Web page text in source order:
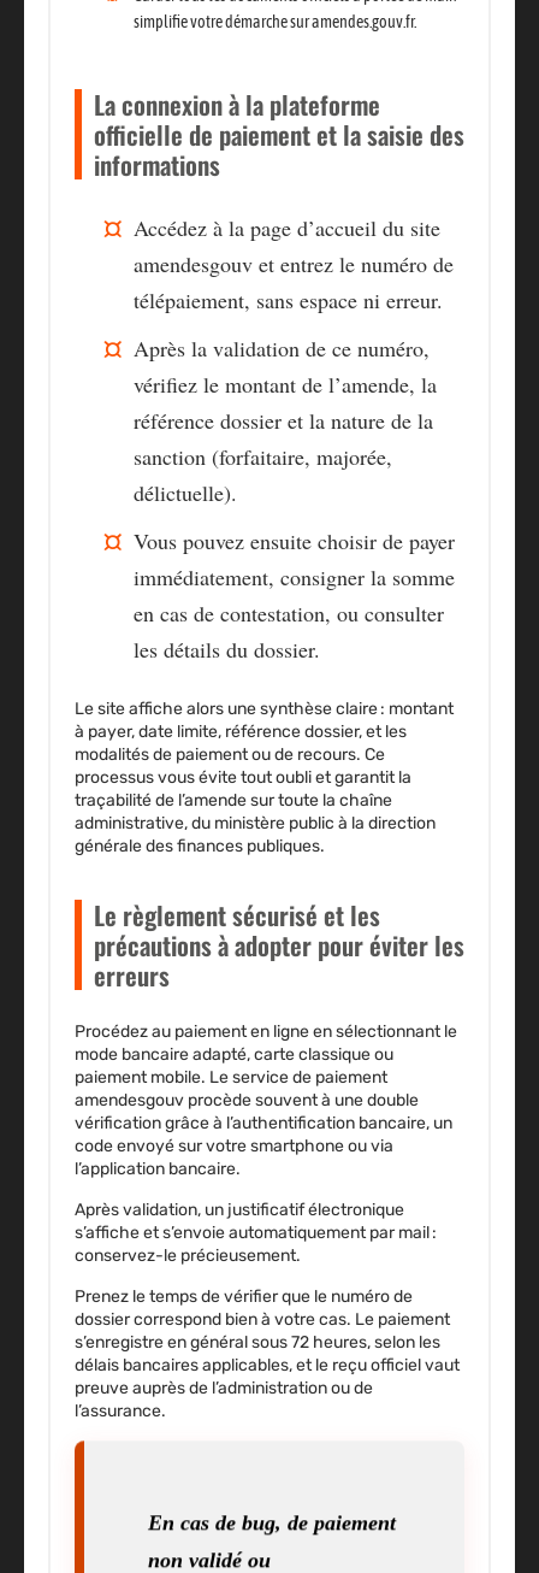
simplifie votre démarche sur amendes.gouv.fr.
La connexion à la plateforme
officielle de paiement et la saisie des
informations
Accédez à la page d’accueil du site
amendesgouv et entrez le numéro de
télépaiement, sans espace ni erreur.
Après la validation de ce numéro,
vérifiez le montant de l’amende, la
référence dossier et la nature de la
sanction (forfaitaire, majorée,
délictuelle).
Vous pouvez ensuite choisir de payer
immédiatement, consigner la somme
en cas de contestation, ou consulter
les détails du dossier.
Le site affiche alors une synthèse claire : montant
à payer, date limite, référence dossier, et les
modalités de paiement ou de recours. Ce
processus vous évite tout oubli et garantit la
traçabilité de l’amende sur toute la chaîne
administrative, du ministère public à la direction
générale des finances publiques.
Le règlement sécurisé et les
précautions à adopter pour éviter les
erreurs
Procédez au paiement en ligne en sélectionnant le
mode bancaire adapté, carte classique ou
paiement mobile. Le service de paiement
amendesgouv procède souvent à une double
vérification grâce à l’authentification bancaire, un
code envoyé sur votre smartphone ou via
l’application bancaire.
Après validation, un justificatif électronique
s’affiche et s’envoie automatiquement par mail :
conservez-le précieusement.
Prenez le temps de vérifier que le numéro de
dossier correspond bien à votre cas. Le paiement
s’enregistre en général sous 72 heures, selon les
délais bancaires applicables, et le reçu officiel vaut
preuve auprès de l’administration ou de
l’assurance.
En cas de bug, de paiement
non validé ou